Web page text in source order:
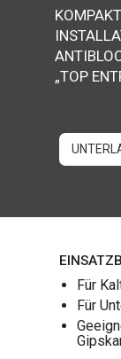
KOMPAKT
„TOP
Für
Für